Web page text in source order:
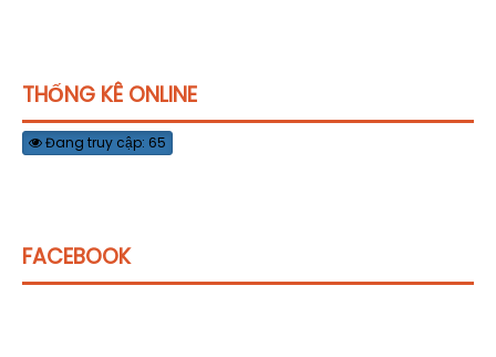
THỐNG KÊ ONLINE
Đang truy cập: 65
FACEBOOK